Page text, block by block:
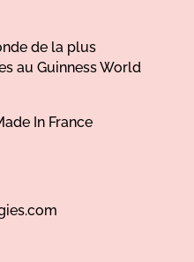
de la plus
au Guinness World
In France